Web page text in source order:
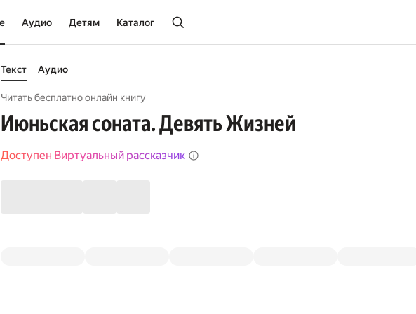
Аудио Детям Каталог
Текст Аудио
Читать бесплатно онлайн книгу
Июньская соната. Девять Жизней
Доступен Виртуальный рассказчик